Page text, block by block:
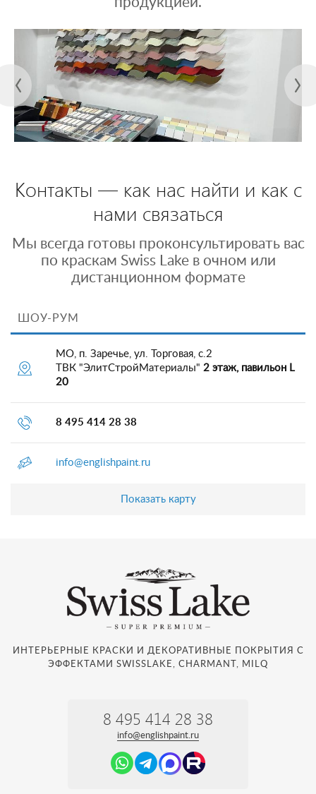
Контакты — как нас найти и как с
нами связаться
Мы всегда готовы проконсультировать вас
по краскам Swiss Lake в очном или
дистанционном формате
ШОУ-РУМ
МО, п. Заречье, ул. Торговая, с.2
ТВК "ЭлитСтройМатериалы" 2 этаж, павильон L
20
8 495 414 28 38
info@englishpaint.ru
Показать карту
ИНТЕРЬЕРНЫЕ КРАСКИ И ДЕКОРАТИВНЫЕ ПОКРЫТИЯ С
ЭФФЕКТАМИ SWISSLAKE, CHARMANT, MILQ
8 495 414 28 38
info@englishpaint.ru